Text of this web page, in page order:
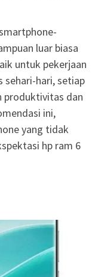
luar biasa
untuk pekerjaan
sehari-hari, setiap
produktivitas dan
ini,
yang tidak
hp ram 6